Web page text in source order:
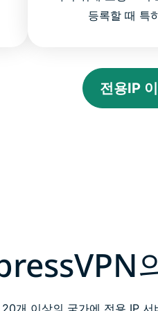
등록할 때 특
전용IP